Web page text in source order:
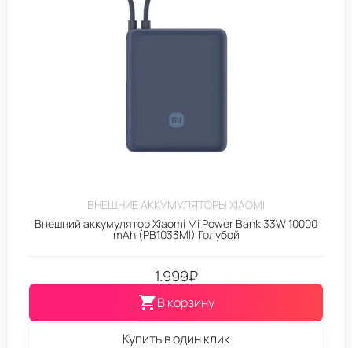
ВНЕШНИЕ АККУМУЛЯТОРЫ XIAOMI
Внешний аккумулятор Xiaomi Mi Power Bank 33W 10000
mAh (PB1033MI) Голубой
1.999₽
В корзину
Купить в один клик